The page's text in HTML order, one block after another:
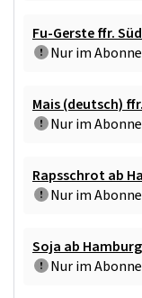
Fu-Gerste ffr.
Nur im
Mais (deutsch)
Nur im
Rapsschrot ab
Nur im
Soja ab
Nur im